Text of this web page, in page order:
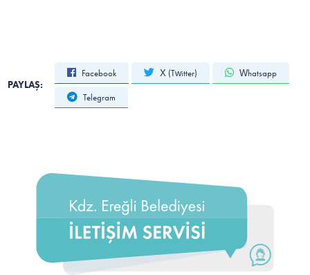
PAYLAŞ:
Facebook X (Twitter) Whatsapp
Telegram